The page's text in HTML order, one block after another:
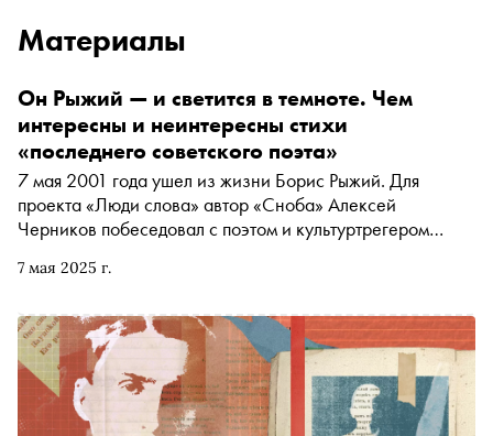
Материалы
7 мая 2025 г.
Он Рыжий — и светится в темноте. Чем
интересны и неинтересны стихи
«последнего советского поэта»
7 мая 2001 года ушел из жизни Борис Рыжий. Для
проекта «Люди слова» автор «Сноба» Алексей
Черников побеседовал с поэтом и культуртрегером
метавселенную создал Рыжий, можно ли говорить о
постмодернисте, похож ли он на нейросеть,
воспроизводящую эпигонские стихотворные тексты,
почему Рыжий неуловим для любых определений, чем
интересна его проза и есть ли в Борисе Борисовиче хоть
что-то индивидуальное